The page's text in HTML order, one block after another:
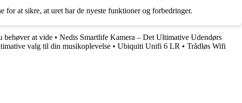
at sikre, at uret har de nyeste funktioner og forbedringer.
behøver at vide • Nedis Smartlife Kamera – Det Ultimative Udendørs
valg til din musikoplevelse • Ubiquiti Unifi 6 LR • Trådløs Wifi